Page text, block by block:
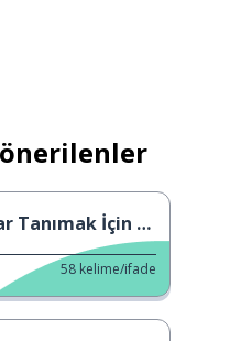
İçin 5 Tavsiye
58 kelime/ifade